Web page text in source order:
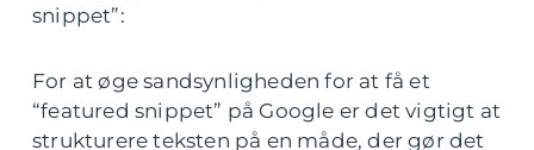
snippet”:
For at øge sandsynligheden for at få et
“featured snippet” på Google er det vigtigt at
strukturere teksten på en måde, der gør det